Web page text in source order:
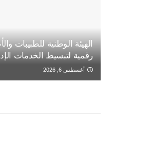
الهيئة الوطنية للطبيبات
رقمية لتبسيط الخدمات
أغسطس 6, 2026